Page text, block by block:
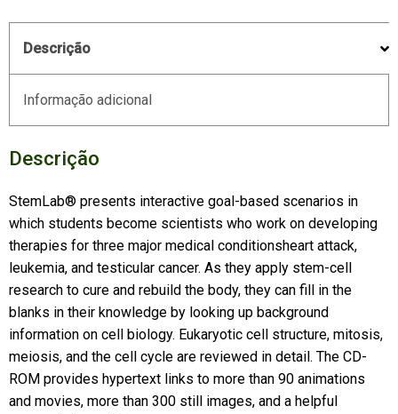
Descrição
Informação adicional
Descrição
StemLab® presents interactive goal-based scenarios in
which students become scientists who work on developing
therapies for three major medical conditionsheart attack,
leukemia, and testicular cancer. As they apply stem-cell
research to cure and rebuild the body, they can fill in the
blanks in their knowledge by looking up background
information on cell biology. Eukaryotic cell structure, mitosis,
meiosis, and the cell cycle are reviewed in detail. The CD-
ROM provides hypertext links to more than 90 animations
and movies, more than 300 still images, and a helpful